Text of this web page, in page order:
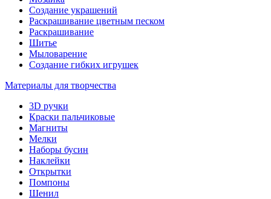
Создание украшений
Раскрашивание цветным песком
Раскрашивание
Шитье
Мыловарение
Создание гибких игрушек
Материалы для творчества
3D ручки
Краски пальчиковые
Магниты
Мелки
Наборы бусин
Наклейки
Открытки
Помпоны
Шенил